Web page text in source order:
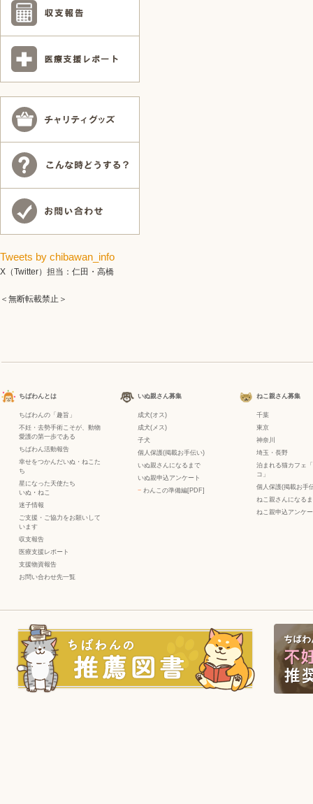
Tweets by chibawan_info
X（Twitter）担当：仁田・高橋
＜無断転載禁止＞
ちばわんとは
ちばわんの「趣旨」
不妊・去勢手術こそが、動物
愛護の第一歩である
ちばわん活動報告
幸せをつかんだいぬ・ねこた
ち
星になった天使たち
いぬ ・ ねこ
迷子情報
ご支援・ご協力をお願いして
います
収支報告
医療支援レポート
支援物資報告
お問い合わせ先一覧
いぬ親さん募集
成犬(オス)
成犬(メス)
子犬
個人保護(掲載お手伝い)
いぬ親さんになるまで
いぬ親申込アンケート
− わんこの準備編[PDF]
ねこ親さん募集
千葉
東京
神奈川
埼玉・長野
泊まれる猫カフェ
コ」
個人保護(掲載お手
ねこ親さんになる
ねこ親申込アンケ